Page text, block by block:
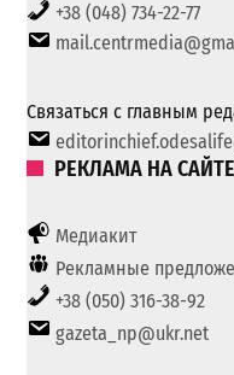
+38 (048) 734-22-77
Связаться с главным
РЕКЛАМА НА САЙТЕ
Медиакит
Рекламные
+38 (050) 316-38-92
gazeta_np@ukr.net